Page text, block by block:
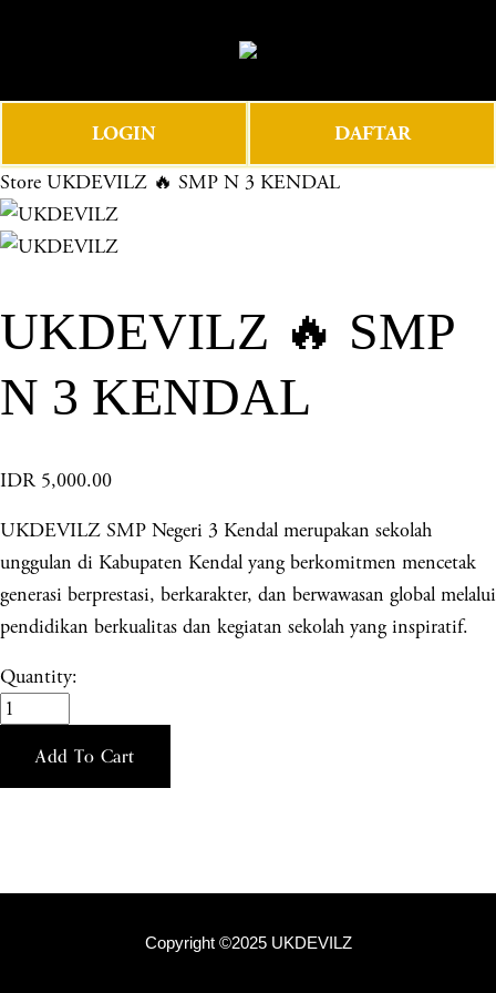
e
e
n
u
LOGIN DAFTAR
Store UKDEVILZ 🔥 SMP N 3 KENDAL
UKDEVILZ 🔥 SMP
N 3 KENDAL
IDR 5,000.00
UKDEVILZ SMP Negeri 3 Kendal merupakan sekolah
unggulan di Kabupaten Kendal yang berkomitmen mencetak
generasi berprestasi, berkarakter, dan berwawasan global melalui
pendidikan berkualitas dan kegiatan sekolah yang inspiratif.
Quantity:
Add To Cart
Copyright ©2025 UKDEVILZ